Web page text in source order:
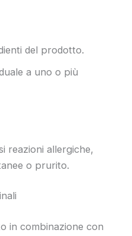
del prodotto.
a uno o più
reazioni allergiche,
o prurito.
in combinazione con